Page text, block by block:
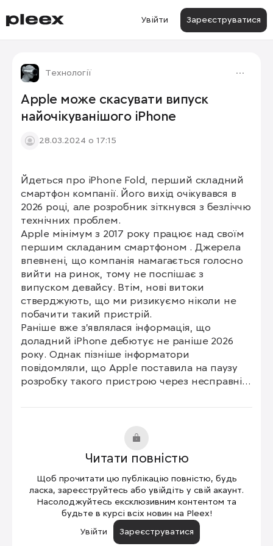
Увійти Зареєструватися
Технології
Apple може скасувати випуск
найочікуванішого iPhone
28.03.2024 о 17:15
Йдеться про iPhone Fold, перший складний
смартфон компанії. Його вихід очікувався в
2026 році, але розробник зіткнувся з безліччю
технічних проблем.
Apple мінімум з 2017 року працює над своїм
першим складаним смартфоном . Джерела
впевнені, що компанія намагається голосно
вийти на ринок, тому не поспішає з
випуском девайсу. Втім, нові витоки
стверджують, що ми ризикуємо ніколи не
побачити такий пристрій.
Раніше вже з'являлася інформація, що
доладний iPhone дебютує не раніше 2026
року. Однак пізніше інформатори
повідомляли, що Apple поставила на паузу
розробку такого пристрою через несправні
що згинаються для майбутніх "розкладачок":
характеристик панелі, але поки жодної з
постачальників не досяг успіху в цьому.
Читати повністю
Щоб прочитати цю публікацію повністю, будь
ласка, зареєструйтесь або увійдіть у свій акаунт.
Насолоджуйтесь ексклюзивним контентом та
будьте в курсі всіх новин на Pleex!
Увійти
Зареєструватися